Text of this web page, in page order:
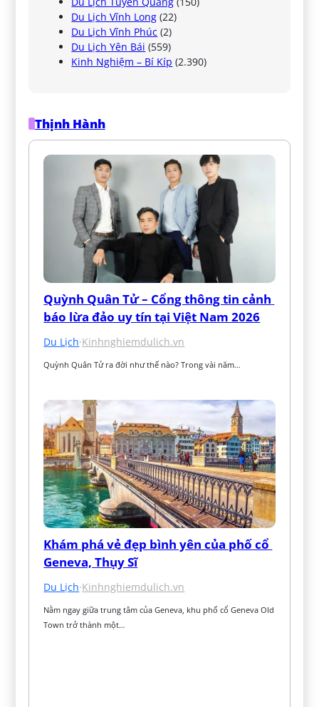
Du Lịch Vĩnh Long (22)
Du Lịch Vĩnh Phúc (2)
Du Lịch Yên Bái (559)
Kinh Nghiệm – Bí Kíp (2.390)
Thịnh Hành
Quỳnh Quân Tử – Cổng thông tin cảnh
báo lừa đảo uy tín tại Việt Nam 2026
Du Lịch·Kinhnghiemdulich.vn
Quỳnh Quân Tử ra đời như thế nào? Trong vài năm…
Khám phá vẻ đẹp bình yên của phố cổ
Geneva, Thụy Sĩ
Du Lịch·Kinhnghiemdulich.vn
Nằm ngay giữa trung tâm của Geneva, khu phố cổ Geneva Old
Town trở thành một…